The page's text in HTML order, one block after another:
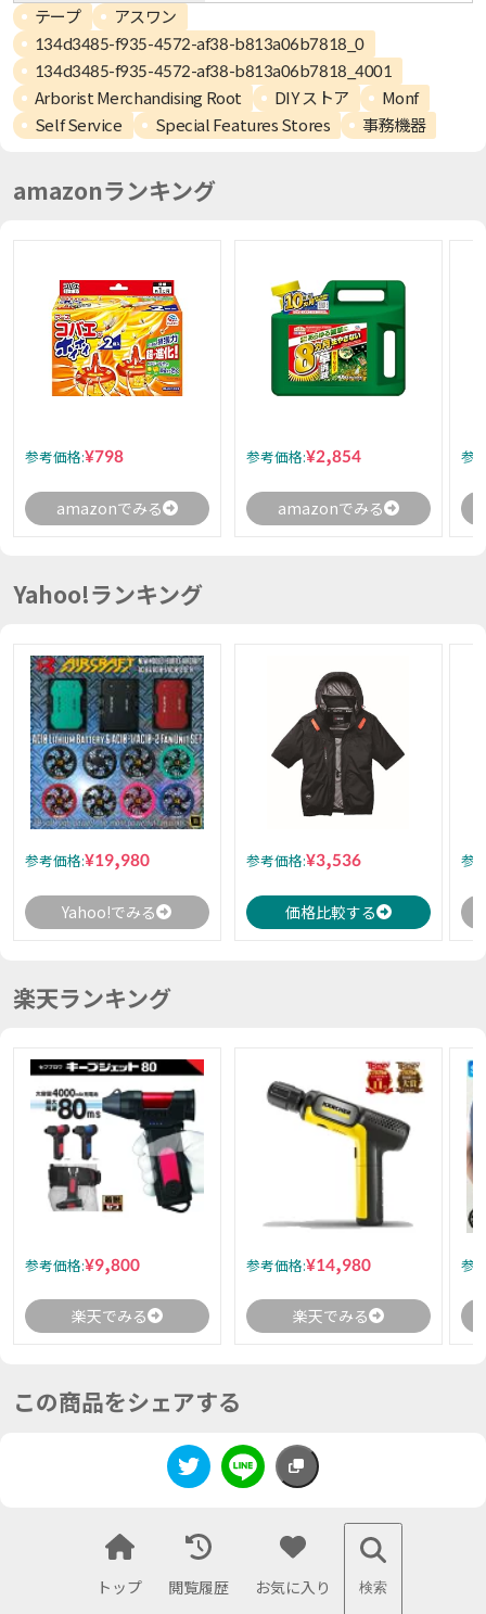
テープ
アスワン
134d3485-f935-4572-af38-b813a06b7818_0
134d3485-f935-4572-af38-b813a06b7818_4001
Arborist Merchandising Root
DIY ストア
Monf
Self Service
Special Features Stores 事務機器
amazonランキング
参考価格:¥798
amazonでみる
参考価格:¥2,854
amazonでみる
参
Yahoo!ランキング
参考価格:¥19,980
Yahoo!でみる
参考価格:¥3,536
価格比較する
参
楽天ランキング
参考価格:¥9,800
楽天でみる
参考価格:¥14,980
楽天でみる
参
この商品をシェアする
トップ 閲覧履歴 お気に入り 検索